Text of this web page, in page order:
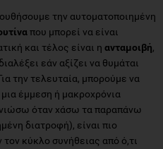
την αυτοματοποιημένη
που μπορεί να είναι
και τέλος είναι η ανταμοιβή,
εάν αξίζει να θυμάται
την τελευταία, μπορούμε να
έμμεση ή μακροχρόνια
νιώσω όταν χάσω τα παραπάνω
διατροφή), είναι πιο
κύκλο συνήθειας από ό,τι